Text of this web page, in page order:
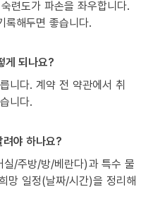
련도가 파손을 좌우합니다.
록해두면 좋습니다.
게 되나요?
니다. 계약 전 약관에서 취
니다.
야 하나요?
/주방/방/베란다)과 특수 물
망 일정(날짜/시간)을 정리해